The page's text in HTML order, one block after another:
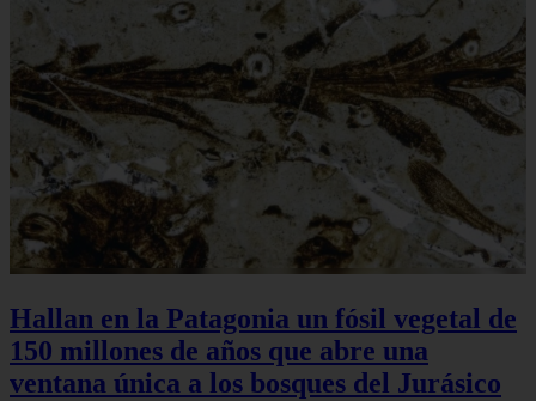
Hallan en la Patagonia un fósil vegetal de
150 millones de años que abre una
ventana única a los bosques del Jurásico